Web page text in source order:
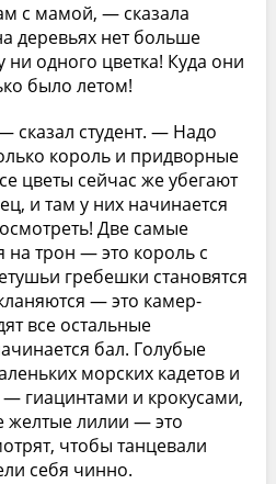
с мамой, — сказала
деревьях нет больше
ни одного цветка! Куда они
было летом!
студент. — Надо
король и придворные
цветы сейчас же убегают
и там у них начинается
Две самые
на трон — это король с
гребешки становятся
— это камер-
все остальные
бал. Голубые
морских кадетов и
гиацинтами и крокусами,
лилии — это
чтобы танцевали
себя чинно.